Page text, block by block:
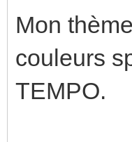
Mon
couleurs
TEMPO.